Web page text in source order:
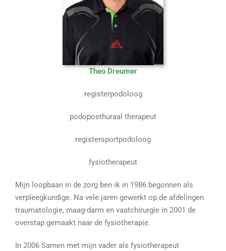
Theo Dreumer
registerpodoloog
podoposthuraal therapeut
registersportpodoloog
fysiotherapeut
Mijn loopbaan in de zorg ben ik in 1986 begonnen als
verpleegkundige. Na vele jaren gewerkt op de afdelingen
traumatologie, maag-darm en vaatchirurgie in 2001 de
overstap gemaakt naar de fysiotherapie.
In 2006 Samen met mijn vader als fysiotherapeut